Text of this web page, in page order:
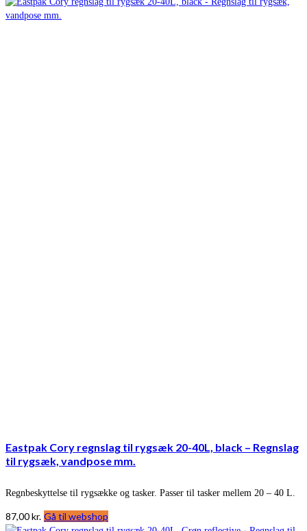
Eastpak Cory regnslag til rygsæk 20-40L, black – Regnslag
til rygsæk, vandpose mm.
Regnbeskyttelse til rygsække og tasker. Passer til tasker mellem 20 – 40 L.
87,00kr. Gå til webshop